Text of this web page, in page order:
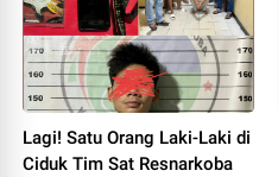
Lagi! Satu Orang Laki-Laki di
Ciduk Tim Sat Resnarkoba